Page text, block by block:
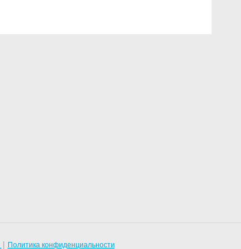
Политика конфиденциальности